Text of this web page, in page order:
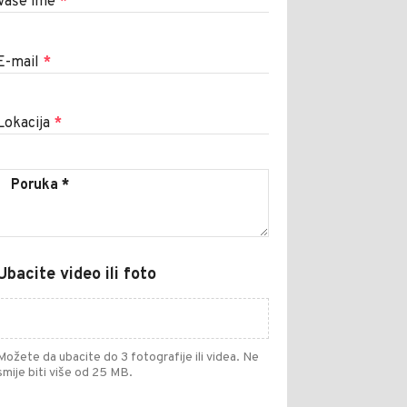
mail *
*
video ili foto
da ubacite do 3 fotografije ili videa. Ne
biti više od 25 MB.